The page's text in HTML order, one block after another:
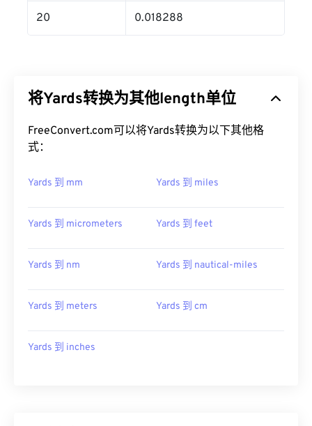
20 0.018288
将Yards转换为其他length单位
FreeConvert.com可以将Yards转换为以下其他格
式：
Yards 到 mm Yards 到 miles
Yards 到 micrometers Yards 到 feet
Yards 到 nm Yards 到 nautical-miles
Yards 到 meters Yards 到 cm
Yards 到 inches